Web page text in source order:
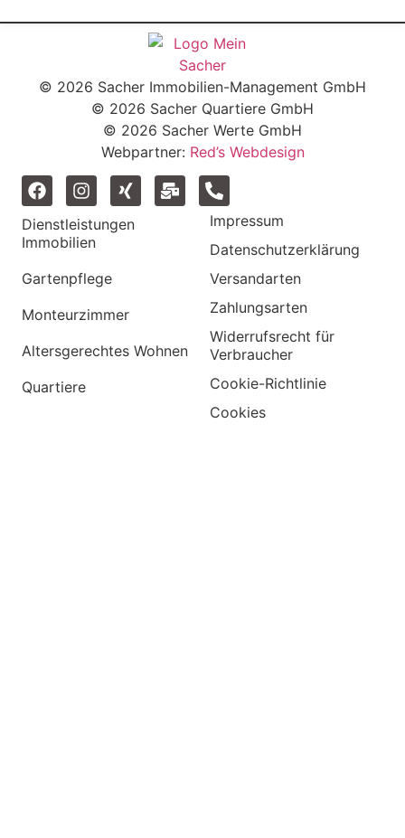
© 2026 Sacher Immobilien-Management GmbH
© 2026 Sacher Quartiere GmbH
© 2026 Sacher Werte GmbH
Webpartner: Red’s Webdesign
Dienstleistungen
Immobilien
Gartenpflege
Monteurzimmer
Altersgerechtes Wohnen
Quartiere
Impressum
Datenschutzerklärung
Versandarten
Zahlungsarten
Widerrufsrecht für
Verbraucher
Cookie-Richtlinie
Cookies